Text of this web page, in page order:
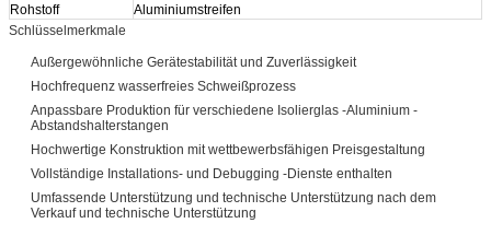
Rohstoff
Aluminiumstreifen
Schlüsselmerkmale
Außergewöhnliche Gerätestabilität und Zuverlässigkeit
Hochfrequenz wasserfreies Schweißprozess
Anpassbare Produktion für verschiedene Isolierglas -Aluminium -
Abstandshalterstangen
Hochwertige Konstruktion mit wettbewerbsfähigen Preisgestaltung
Vollständige Installations- und Debugging -Dienste enthalten
Umfassende Unterstützung und technische Unterstützung nach dem
Verkauf und technische Unterstützung